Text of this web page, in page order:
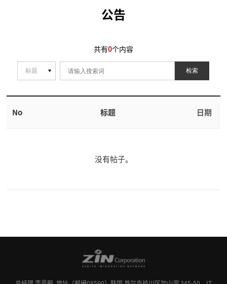
公告
共有0个内容
检索
No 标题 日期
没有帖子。